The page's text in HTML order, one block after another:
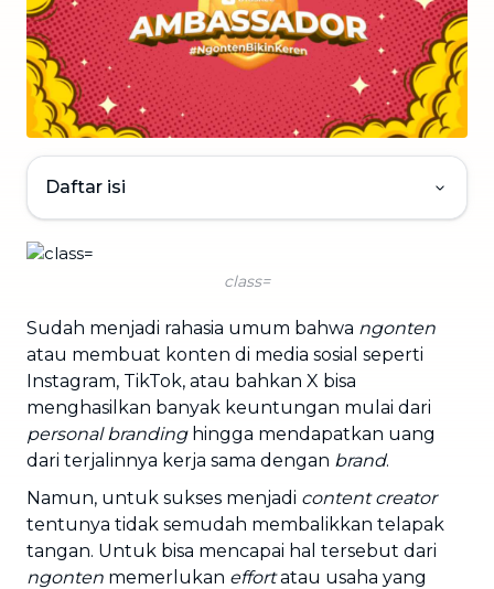
Daftar isi
class=
Sudah menjadi rahasia umum bahwa ngonten
atau membuat konten di media sosial seperti
Instagram, TikTok, atau bahkan X bisa
menghasilkan banyak keuntungan mulai dari
personal brandinghingga mendapatkan uang
dari terjalinnya kerja sama dengan brand.
Namun, untuk sukses menjadi content creator
tentunya tidak semudah membalikkan telapak
tangan. Untuk bisa mencapai hal tersebut dari
ngonten memerlukan effortatau usaha yang